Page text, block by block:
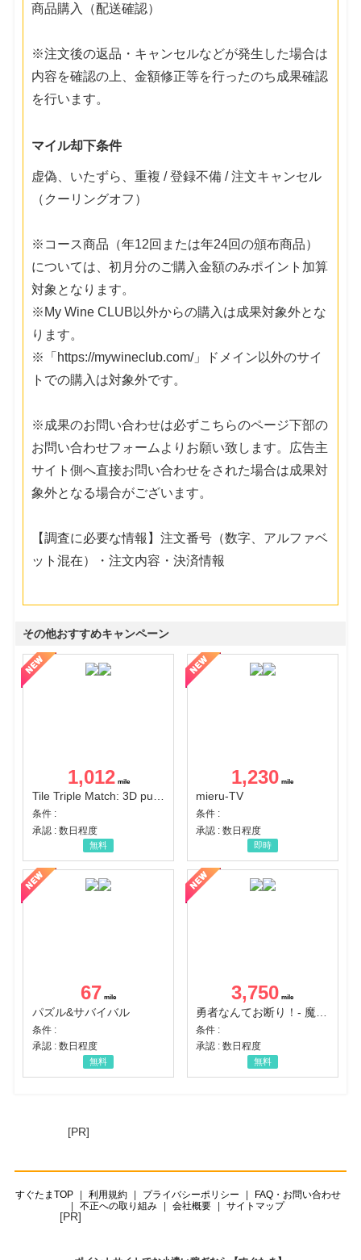
商品購入（配送確認）
※注文後の返品・キャンセルなどが発生した場合は
内容を確認の上、金額修正等を行ったのち成果確認
を行います。
マイル却下条件
虚偽、いたずら、重複 / 登録不備 / 注文キャンセル
（クーリングオフ）
※コース商品（年12回または年24回の頒布商品）
については、初月分のご購入金額のみポイント加算
対象となります。
※My Wine CLUB以外からの購入は成果対象外とな
ります。
※「https://mywineclub.com/」ドメイン以外のサイ
トでの購入は対象外です。
※成果のお問い合わせは必ずこちらのページ下部の
お問い合わせフォームよりお願い致します。広告主
サイト側へ直接お問い合わせをされた場合は成果対
象外となる場合がございます。
【調査に必要な情報】注文番号（数字、アルファベ
ット混在）・注文内容・決済情報
その他おすすめキャンペーン
1,012
Tile Triple Match: 3D puzzle
条件 :
承認 : 数日程度
無料
1,230
mieru-TV
条件 :
承認 : 数日程度
即時
67
パズル&サバイバル
条件 :
承認 : 数日程度
無料
3,750
条件 :
承認 : 数日程度
無料
[PR]
すぐたまTOP 利用規約 プライバシーポリシー
FAQ・お問い合わせ
不正への取り組み
会社概要 サイトマップ
[PR]